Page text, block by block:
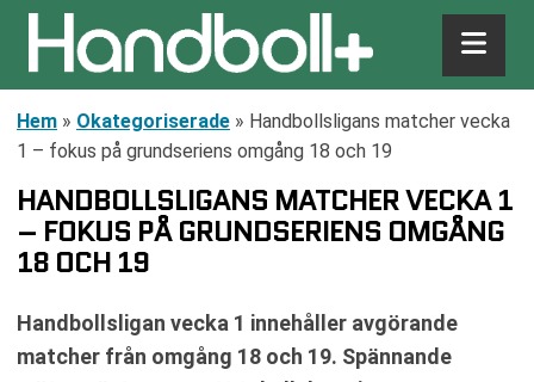
Hem » Okategoriserade » Handbollsligans matcher vecka
1 – fokus på grundseriens omgång 18 och 19
HANDBOLLSLIGANS MATCHER VECKA 1
– FOKUS PÅ GRUNDSERIENS OMGÅNG
18 OCH 19
Handbollsligan vecka 1 innehåller avgörande
matcher från omgång 18 och 19. Spännande